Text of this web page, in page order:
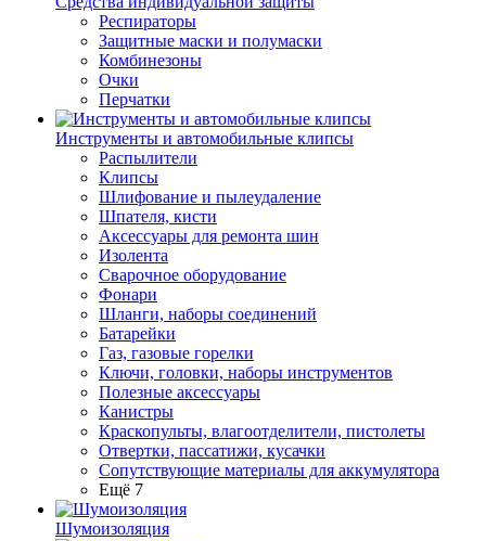
Респираторы
Защитные маски и полумаски
Комбинезоны
Очки
Перчатки
Инструменты и автомобильные клипсы
Распылители
Клипсы
Шлифование и пылеудаление
Шпателя, кисти
Аксессуары для ремонта шин
Изолента
Сварочное оборудование
Фонари
Шланги, наборы соединений
Батарейки
Газ, газовые горелки
Ключи, головки, наборы инструментов
Полезные аксессуары
Канистры
Краскопульты, влагоотделители, пистолеты
Отвертки, пассатижи, кусачки
Сопутствующие материалы для аккумулятора
Ещё 7
Шумоизоляция